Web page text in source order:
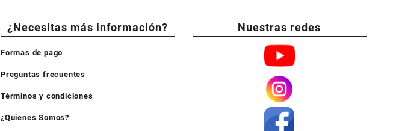
¿Necesitas más información?
Formas de pago
Preguntas frecuentes
Términos y condiciones
¿Quienes Somos?
Nuestras redes